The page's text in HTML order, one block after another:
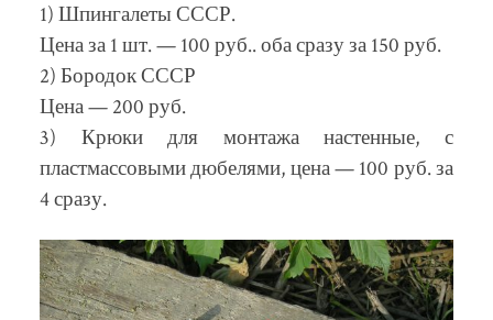
1) Шпингалеты СССР.
Цена за 1 шт. — 100 руб.. оба сразу за 150 руб.
2) Бородок СССР
Цена — 200 руб.
3) Крюки для монтажа настенные, с
пластмассовыми дюбелями, цена — 100 руб. за
4 сразу.